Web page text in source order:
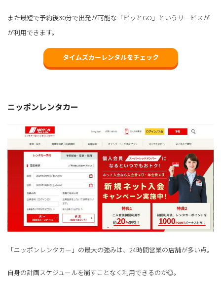
また最短で予約後30分で出発が可能な「ピッとGO」というサービスが
が利用できます。
タイムズカーレンタルをチェック
ニッポンレンタカー
「ニッポンレンタカー」の最大の強みは、24時間営業の店舗が多い点。
自身の計画スケジュールを崩すことなく利用できるのが◎。